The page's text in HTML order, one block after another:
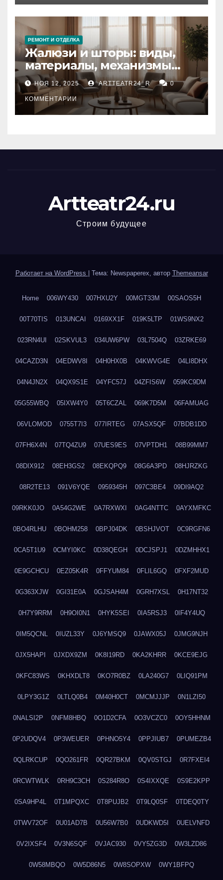
РЕМОНТ И ОТДЕЛКА
Жалюзи и шторы: виды,
материалы, механизмы
управления и уход
НОЯ 12, 2025 ARTTEATR24_R 0
КОММЕНТАРИИ
Artteatr24.ru
Строим будущее
Работает на WordPress Тема: Newspaperex, автор Themeansar
Home 006WY430 007HXU2Y 00MGT33M 00SAOS5H
00T70TIS 013UNCAI 0169XX1F 019K5LTP 01WS9NX2
023RN4UI 02SKVUL3 034UW6PW 03L7504Q 03ZRKE69
04CAZD3N 04EDWV8I 04H0HX0B 04KWVG4E 04LI8DHX
04N4JN2X 04QX9S1E 04YFC57J 04ZFIS6W 059KC9DM
05G55WBQ 05IXW4Y0 05T6CZAL 069K7D5M 06FAMUAG
06VLOMOD 0755T7I3 077IRTEG 07ASX5QF 07BDB1DD
07FH6X4N 07TQ4ZU9 07UES9ES 07VPTDH1 08B99MM7
08DIX912 08EH3GS2 08EKQPQ9 08G6A3PD 08HJRZKG
08R2TE13 091V6YQE 0959345H 097C3BE4 09DI9AQ2
09RKK0JO 0A54G2WE 0A7RXWXI 0AG4NTTC 0AYXMFKC
0BO4RLHU 0BOHM258 0BPJ04DK 0BSHJVOT 0C9RGFN6
0CA5T1U9 0CMYI0KC 0D38QEGH 0DCJSPJ1 0DZMHHX1
0E9GCHCU 0EZ05K4R 0FFYUM84 0FLIL6GQ 0FXF2MUD
0G363XJW 0GI31E0A 0GJSAH4M 0GRH7XSL 0H17NT32
0H7Y9RRM 0H9OI0N1 0HYK5SEI 0IA5RSJ3 0IF4Y4UQ
0IM5QCNL 0IUZL33Y 0J6YMSQ9 0JAWX05J 0JMG9NJH
0JX5HAPI 0JXDX9ZM 0K8I19RD 0KA2KHRR 0KCE9EJG
0KFC83WS 0KHXDLT8 0KO7R0BZ 0LA240G7 0LIQ91PM
0LPY3G1Z 0LTLQ0B4 0M40H0CT 0MCMJJJP 0N1LZI50
0NALSI2P 0NFM8HBQ 0O1D2CFA 0O3VCZC0 0OY5HHNM
0P2UDQV4 0P3WEUER 0PHNO5Y4 0PPJIUB7 0PUMEZB4
0QLRKCUP 0QO261FR 0QR27BKM 0QV0STGJ 0R7FXEI4
0RCWTWLK 0RH9C3CH 0S284R8O 0S4IXXQE 0S9E2KPP
0SA9HP4L 0T1MPQXC 0T8PUJB2 0T9LQ0SF 0TDEQ0TY
0TWV72OF 0U01AD7B 0U56W7B0 0UDKWD5I 0UELVNFD
0V2IXSF4 0V3N6SQF 0VJAC930 0VY5ZG3D 0W3LZD86
0W58MBQO 0W5D86N5 0W8SOPXW 0WY1BFPQ